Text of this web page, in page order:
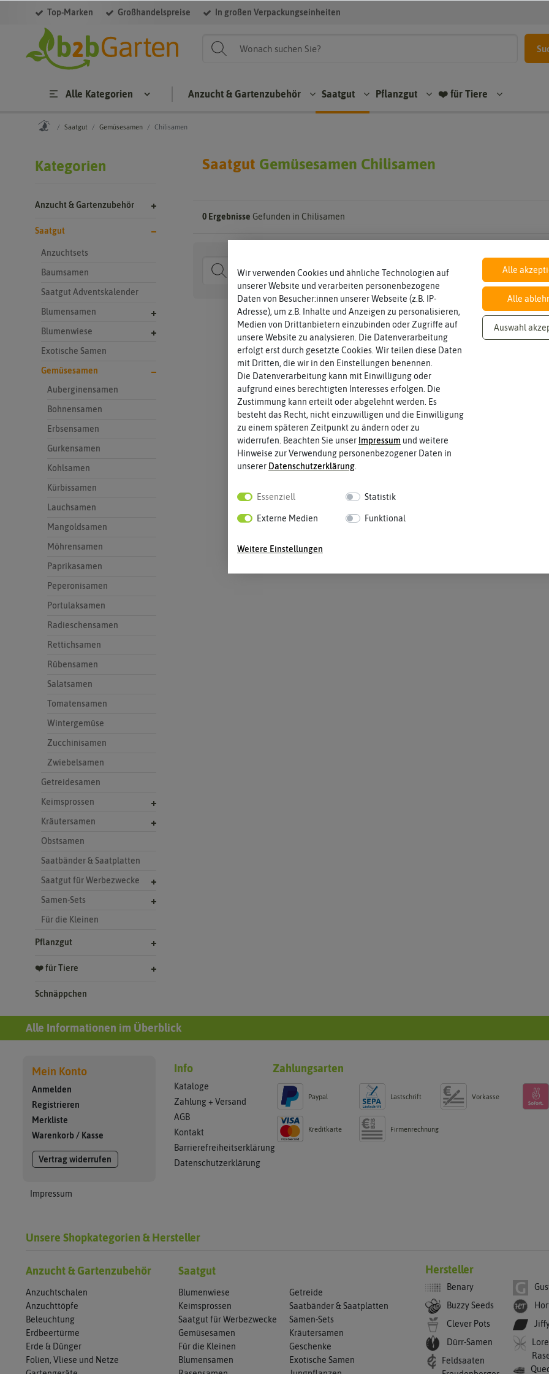
Top-Marken Großhandelspreise In großen Verpackungseinheiten
Alle Kategorien Anzucht & Gartenzubehör Saatgut Pflanzgut ❤️ für Tiere
Saatgut Gemüsesamen Chilisamen
Kategorien
Anzucht & Gartenzubehör
Saatgut
Anzuchtsets
Baumsamen
Saatgut Adventskalender
Blumensamen
Blumenwiese
Exotische Samen
Gemüsesamen
Auberginensamen
Bohnensamen
Erbsensamen
Gurkensamen
Kohlsamen
Kürbissamen
Lauchsamen
Mangoldsamen
Möhrensamen
Paprikasamen
Peperonisamen
Portulaksamen
Radieschensamen
Rettichsamen
Rübensamen
Salatsamen
Tomatensamen
Wintergemüse
Zucchinisamen
Zwiebelsamen
Getreidesamen
Keimsprossen
Kräutersamen
Obstsamen
Saatbänder & Saatplatten
Saatgut für Werbezwecke
Samen-Sets
Für die Kleinen
Pflanzgut
❤️ für Tiere
Schnäppchen
Saatgut Gemüsesamen Chilisamen
0 Ergebnisse Gefunden in Chilisamen
Filter
Alle Informationen im Überblick
Mein Konto
Anmelden
Registrieren
Merkliste
Warenkorb / Kasse
Vertrag widerrufen
Impressum
Info
Kataloge
Zahlung + Versand
AGB
Kontakt
Barrierefreiheitserklärung
Datenschutzerklärung
Zahlungsarten
Paypal Lastschrift Vorkasse
Kreditkarte Firmenrechnung
Unsere Shopkategorien & Hersteller
Anzucht & Gartenzubehör
Anzuchtschalen
Anzuchttöpfe
Beleuchtung
Erdbeertürme
Erde & Dünger
Folien, Vliese und Netze
Saatgut
Blumenwiese
Getreide
Keimsprossen
Saatbänder & Saatplatten
Saatgut für Werbezwecke
Samen-Sets
Gemüsesamen
Kräutersamen
Für die Kleinen
Geschenke
Blumensamen
Exotische Samen
Hersteller
Benary
Buzzy Seeds
Clever Pots
Dürr-Samen
Feldsaaten
Wir verwenden Cookies und ähnliche Technologien auf
unserer Website und verarbeiten personenbezogene
Daten von Besucher:innen unserer Webseite (z.B. IP-
Adresse), um z.B. Inhalte und Anzeigen zu personalisieren,
Medien von Drittanbietern einzubinden oder Zugriffe auf
unsere Website zu analysieren. Die Datenverarbeitung
erfolgt erst durch gesetzte Cookies. Wir teilen diese Daten
mit Dritten, die wir in den Einstellungen benennen.
Die Datenverarbeitung kann mit Einwilligung oder
aufgrund eines berechtigten Interesses erfolgen. Die
Zustimmung kann erteilt oder abgelehnt werden. Es
besteht das Recht, nicht einzuwilligen und die Einwilligung
zu einem späteren Zeitpunkt zu ändern oder zu
widerrufen. Beachten Sie unser Impressum und weitere
Hinweise zur Verwendung personenbezogener Daten in
unserer Daten­schutz­erklärung
Essenziell Statistik
Externe Medien Funktional
Weitere Einstellungen
Alle
Alle
Auswahl